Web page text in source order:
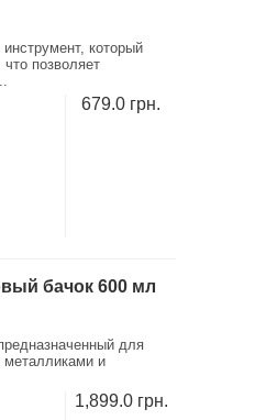
который
позволяет
679.0 грн.
бачок 600 мл
для
металликами и
1,899.0 грн.